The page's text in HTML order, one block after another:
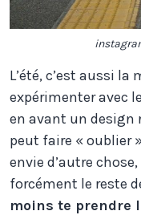
L’été, c’est aussi
expérimenter avec
en avant un design
peut faire « oublier
envie d’autre
forcément le reste
moins te prendre